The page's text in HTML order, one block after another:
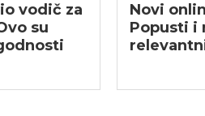
vodič za
su
Novi
Popusti i